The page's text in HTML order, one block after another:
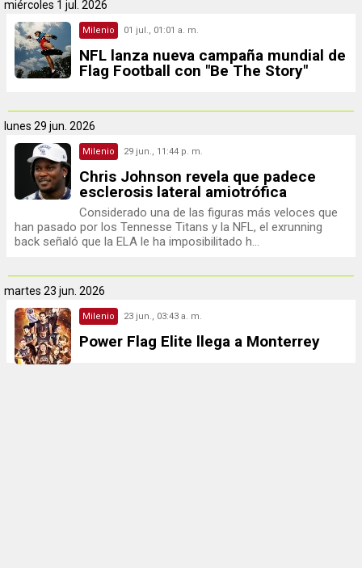
miércoles 1 jul. 2026
Milenio 01 jul., 01:01 a. m.
NFL lanza nueva campaña mundial de
Flag Football con "Be The Story"
lunes 29 jun. 2026
Milenio 29 jun., 11:44 p. m.
Chris Johnson revela que padece
esclerosis lateral amiotrófica
Considerado una de las figuras más veloces que
han pasado por los Tennesse Titans y la NFL, el exrunning
back señaló que la ELA le ha imposibilitado h...
martes 23 jun. 2026
Milenio 23 jun., 03:43 a. m.
Power Flag Elite llega a Monterrey